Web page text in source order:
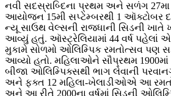
નવી સદસ્રાબ્દિના પ્રથમ અને સળંગ
આયોજન 15મી સપ્ટેમ્બરથી 1 ઑક્ટોબર
ન્યૂ સાઉથ વેલ્સની રાજધાની સિડની ખાતે
આવ્યું હતું. ઑસ્ટ્રેલિયામાં 44 વર્ષ પહેલાં
મુકામે સોળમો ઓલિમ્પિક રમતોત્સવ પણ
આવ્યો હતો. મહિલાઓને સૌપ્રથમ
બીજા ઓલિમ્પિક્સથી ભાગ લેવાની
અને ફક્ત 12 મહિલા-ખેલાડીઓએ આ
અને આ રીતે 2000ના વર્ષમાં સિડની